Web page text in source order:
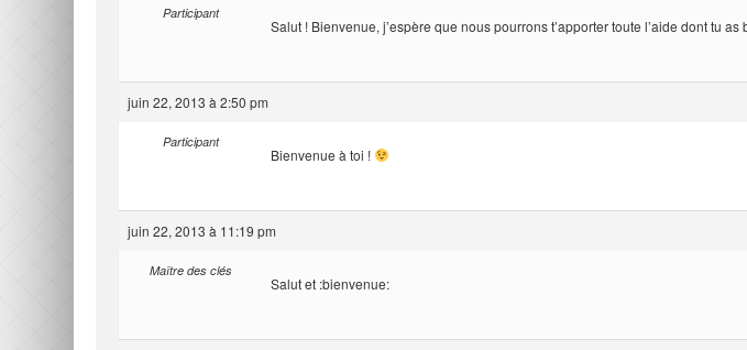
Participant
Salut ! Bienvenue, j’espère que nous pourrons t’apporter toute l’aide dont tu as
juin 22, 2013 à 2:50 pm
Participant
Bienvenue à toi !
juin 22, 2013 à 11:19 pm
Maître des clés
Salut et :bienvenue: